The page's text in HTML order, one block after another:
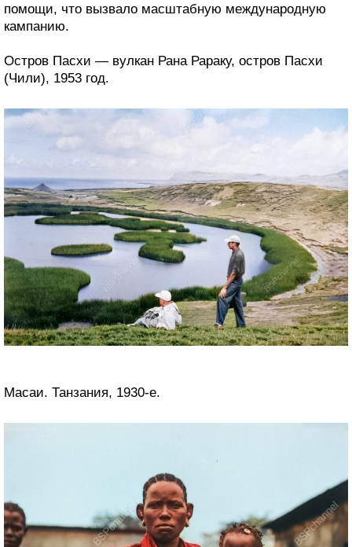
помощи, что вызвало масштабную международную
кампанию.
Остров Пасхи — вулкан Рана Рараку, остров Пасхи
(Чили), 1953 год.
Масаи. Танзания, 1930-е.